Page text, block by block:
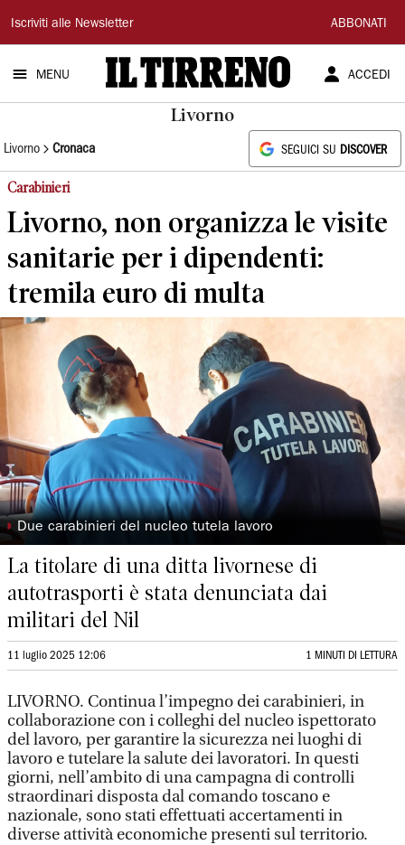
Il
Tirreno
Iscriviti alle Newsletter ABBONATI
MENU ACCEDI
Livorno
Livorno Cronaca SEGUICI SU DISCOVER
Carabinieri
Livorno, non organizza le visite
sanitarie per i dipendenti:
tremila euro di multa
◗ Due carabinieri del nucleo tutela lavoro
La titolare di una ditta livornese di
autotrasporti è stata denunciata dai
militari del Nil
11 luglio 2025 12:06 1 MINUTI DI LETTURA
LIVORNO. Continua l’impegno dei carabinieri, in
collaborazione con i colleghi del nucleo ispettorato
del lavoro, per garantire la sicurezza nei luoghi di
lavoro e tutelare la salute dei lavoratori. In questi
giorni, nell’ambito di una campagna di controlli
straordinari disposta dal comando toscano e
nazionale, sono stati effettuati accertamenti in
diverse attività economiche presenti sul territorio.